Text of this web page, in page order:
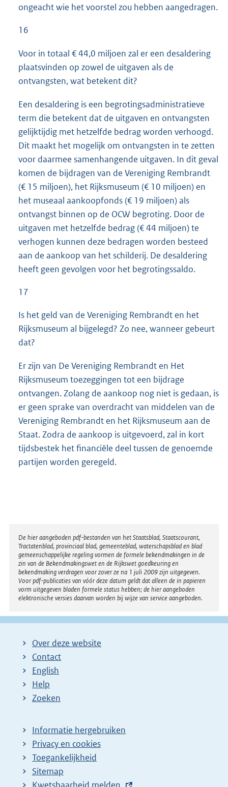
ongeacht wie het voorstel zou hebben aangedragen.
16
Voor in totaal € 44,0 miljoen zal er een desaldering
plaatsvinden op zowel de uitgaven als de
ontvangsten, wat betekent dit?
Een desaldering is een begrotingsadministratieve
term die betekent dat de uitgaven en ontvangsten
gelijktijdig met hetzelfde bedrag worden verhoogd.
Dit maakt het mogelijk om ontvangsten in te zetten
voor daarmee samenhangende uitgaven. In dit geval
komen de bijdragen van de Vereniging Rembrandt
(€ 15 miljoen), het Rijksmuseum (€ 10 miljoen) en
het museaal aankoopfonds (€ 19 miljoen) als
ontvangst binnen op de OCW begroting. Door de
uitgaven met hetzelfde bedrag (€ 44 miljoen) te
verhogen kunnen deze bedragen worden besteed
aan de aankoop van het schilderij. De desaldering
heeft geen gevolgen voor het begrotingssaldo.
17
Is het geld van de Vereniging Rembrandt en het
Rijksmuseum al bijgelegd? Zo nee, wanneer gebeurt
dat?
Er zijn van De Vereniging Rembrandt en Het
Rijksmuseum toezeggingen tot een bijdrage
ontvangen. Zolang de aankoop nog niet is gedaan, is
er geen sprake van overdracht van middelen van de
Vereniging Rembrandt en het Rijksmuseum aan de
Staat. Zodra de aankoop is uitgevoerd, zal in kort
tijdsbestek het financiële deel tussen de genoemde
partijen worden geregeld.
Disclaimer
De hier aangeboden pdf-bestanden van het Staatsblad, Staatscourant,
Tractatenblad, provinciaal blad, gemeenteblad, waterschapsblad en blad
gemeenschappelijke regeling vormen de formele bekendmakingen in de
zin van de Bekendmakingswet en de Rijkswet goedkeuring en
bekendmaking verdragen voor zover ze na 1 juli 2009 zijn uitgegeven.
Voor pdf-publicaties van vóór deze datum geldt dat alleen de in papieren
vorm uitgegeven bladen formele status hebben; de hier aangeboden
elektronische versies daarvan worden bij wijze van service aangeboden.
Over deze website
Contact
English
Help
Zoeken
Informatie hergebruiken
Privacy en cookies
Toegankelijkheid
Sitemap